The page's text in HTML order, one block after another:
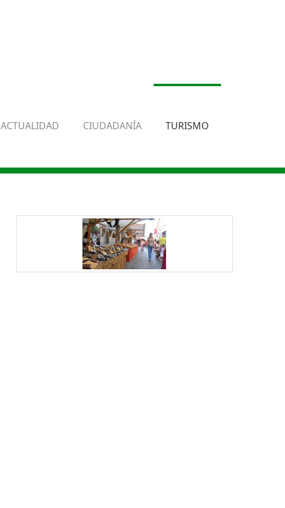
ACTUALIDAD CIUDADANÍA TURISMO